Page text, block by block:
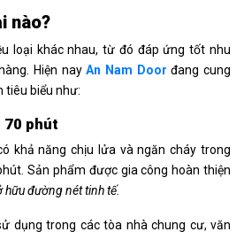
nào?
loại khác nhau, từ đó đáp ứng tốt nhu
Hiện nayAn Nam Door đang cung
tiêu biểu như:
70 phút
khả năng chịu lửa và ngăn cháy trong
Sản phẩm được gia công hoàn thiện
hữu đường nét tinh tế.
dụng trong các tòa nhà chung cư, văn